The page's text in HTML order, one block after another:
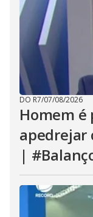
DO R7/07/08/2026
Homem é
apedrejar
|